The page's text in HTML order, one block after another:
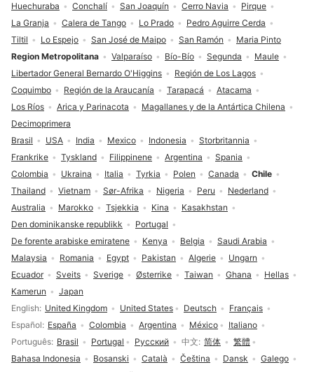
Språkvalg
English United Kingdom United States Deutsch
Français
Español
España Colombia Argentina México
Italiano
Português Brasil Portugal Русский 中文 简体
繁體
Bahasa Indonesia
Bosanski Català Čeština Dansk
Galego
Brasil USA India Mexico Indonesia
Storbritannia
Frankrike
Tyskland Filippinene Argentina
Spania
Colombia
Ukraina Italia Tyrkia Polen Canada
Chile
Thailand
Vietnam Sør-Afrika Nigeria Peru
Nederland
Australia
Marokko Tsjekkia Kina
Kasakhstan
Den dominikanske republikk
Portugal
De forente arabiske emiratene
Kenya Belgia
Saudi Arabia
Malaysia
Romania Egypt Pakistan Algerie
Ungarn
Ecuador
Sveits Sverige Østerrike Taiwan Ghana
Hellas
Kamerun
Japan
Region Metropolitana Valparaíso Bío-Bío Segunda
Maule
Libertador General Bernardo O'Higgins
Región de Los Lagos
Coquimbo
Región de la Araucanía Tarapacá
Atacama
Los Ríos
Arica y Parinacota
Magallanes y de la Antártica Chilena
Decimoprimera
Huechuraba
Conchalí San Joaquín Cerro Navia
Pirque
La Granja
Calera de Tango Lo Prado
Pedro Aguirre Cerda
Tiltil
Lo Espejo San José de Maipo San Ramón Maria Pinto